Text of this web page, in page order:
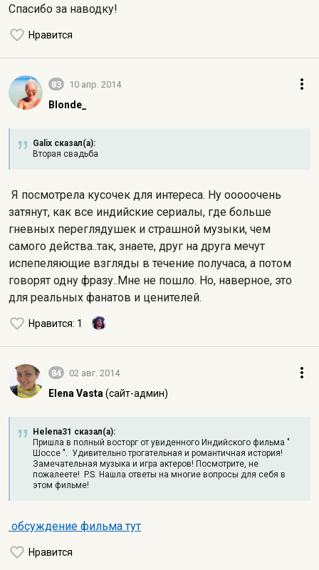
Спасибо за наводку!
Нравится
83 10 апр. 2014
Blonde_
Galix сказал(а):
Вторая свадьба
Я посмотрела кусочек для интереса. Ну ооооочень
затянут, как все индийские сериалы, где больше
гневных переглядушек и страшной музыки, чем
самого действа..так, знаете, друг на друга мечут
испепеляющие взгляды в течение получаса, а потом
говорят одну фразу..Мне не пошло. Но, наверное, это
для реальных фанатов и ценителей.
Нравится: 1
84 02 авг. 2014
Elena Vasta (сайт-админ)
Helena31 сказал(а):
Пришла в полный восторг от увиденного Индийского фильма "
Шоссе ". Удивительно трогательная и романтичная история!
Замечательная музыка и игра актеров! Посмотрите, не
пожалеете! P.S. Нашла ответы на многие вопросы для себя в
этом фильме!
обсуждение фильма тут
Нравится